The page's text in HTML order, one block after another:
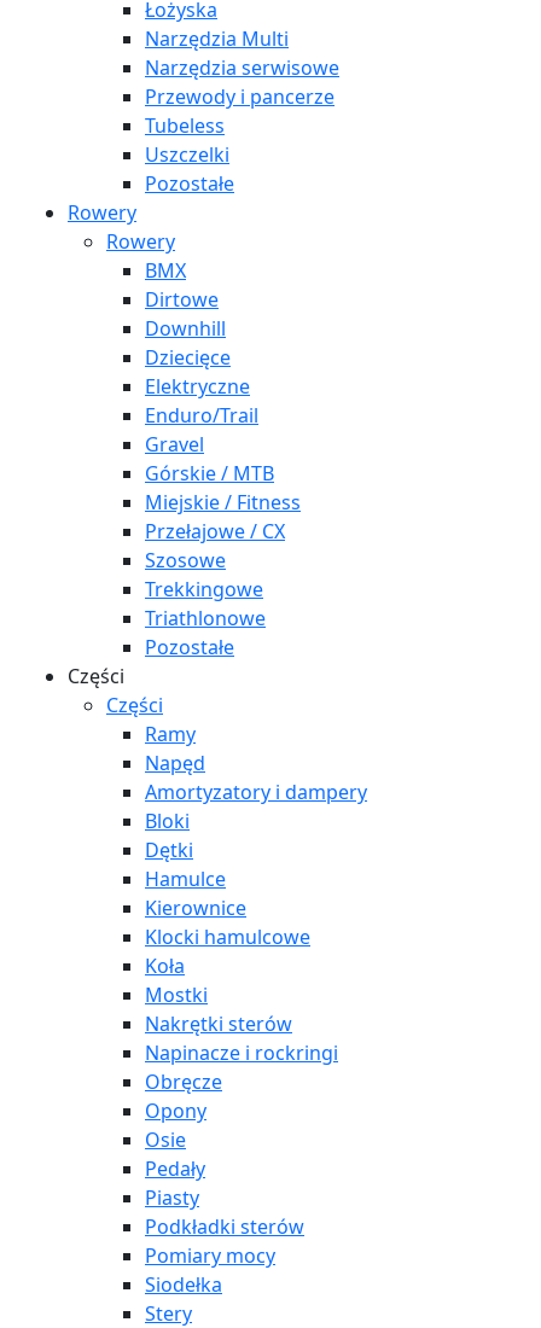
Łożyska
Narzędzia Multi
Narzędzia serwisowe
Przewody i pancerze
Tubeless
Uszczelki
Pozostałe
Rowery
Rowery
BMX
Dirtowe
Downhill
Dziecięce
Elektryczne
Enduro/Trail
Gravel
Górskie / MTB
Miejskie / Fitness
Przełajowe / CX
Szosowe
Trekkingowe
Triathlonowe
Pozostałe
Części
Części
Ramy
Napęd
Amortyzatory i dampery
Bloki
Dętki
Hamulce
Kierownice
Klocki hamulcowe
Koła
Mostki
Nakrętki sterów
Napinacze i rockringi
Obręcze
Opony
Osie
Pedały
Piasty
Podkładki sterów
Pomiary mocy
Siodełka
Stery